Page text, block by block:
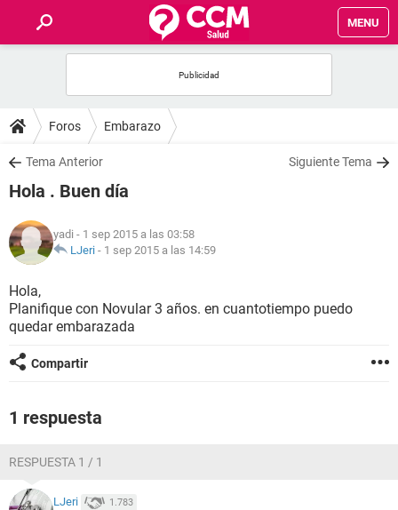
MENU
FOROS
SALUD
NUTRICIÓN
BIENESTAR
Foros Embarazo
Tema Anterior Siguiente Tema
Hola . Buen día
yadi - 1 sep 2015 a las 03:58
LJeri - 1 sep 2015 a las 14:59
Hola,
Planifique con Novular 3 años. en cuantotiempo puedo
quedar embarazada
Compartir
1 respuesta
RESPUESTA 1 / 1
LJeri 1.783